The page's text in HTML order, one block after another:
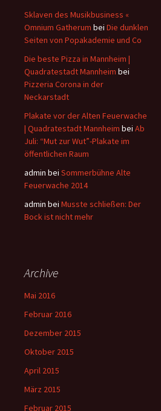
Sklaven des Musikbusiness «
Omnium Gatherum bei Die dunklen
Seiten von Popakademie und Co
Die beste Pizza in Mannheim |
Quadratestadt Mannheim bei
Pizzeria Corona in der
Neckarstadt
Plakate vor der Alten Feuerwache
| Quadratestadt Mannheim bei Ab
Juli: “Mut zur Wut”-Plakate im
öffentlichen Raum
admin bei Sommerbühne Alte
Feuerwache 2014
admin bei Musste schließen: Der
Bock ist nicht mehr
Archive
Mai 2016
Februar 2016
Dezember 2015
Oktober 2015
April 2015
März 2015
Februar 2015